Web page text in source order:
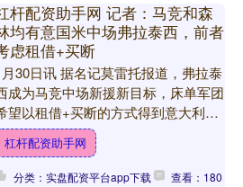
杆配资助手网 记者：马竞和森
均有意国米中场弗拉泰西，前者
虑租借+买断
30日讯 据名记莫雷托报道，弗拉泰
成为马竞中场新援新目标，床单军团
望以租借+买断的方式得到意大利
。同时，诺丁汉森林也对弗拉泰西展
出了兴趣。 本赛季杠....
杠杆配资助手网
分类：实盘配资平台app下载 查看：180